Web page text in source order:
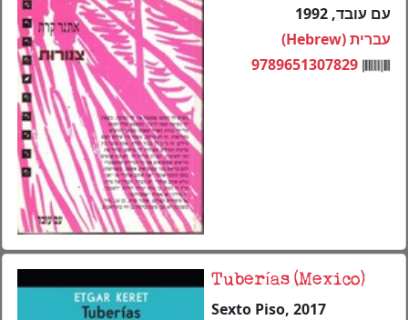
עם עובד, 1992
עברית (Hebrew)
9789651307829
Tuberías (Mexico)
Sexto Piso, 2017